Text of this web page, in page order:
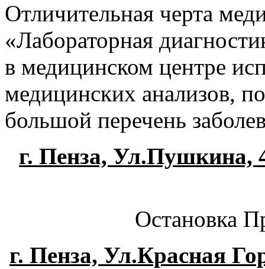
Отличительная черта
«Лабораторная
в медицинском центре
медицинских анализов,
большой перечень
г. Пенза, Ул.Пушкина,
Остановка
г. Пенза, Ул.Красная